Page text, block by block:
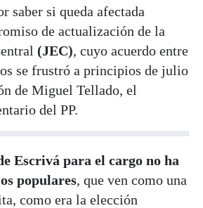
saber si queda afectada
de actualización de la
(JEC), cuyo acuerdo entre
se frustró a principios de julio
de Miguel Tellado, el
del PP.
Escrivá para el cargo no ha
populares, que ven como una
como era la elección